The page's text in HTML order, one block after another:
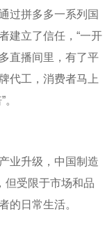
过拼多多一系列国
建立了信任，“一开
直播间里，有了平
代工，消费者马上
”。
业升级，中国制造
但受限于市场和品
的日常生活。